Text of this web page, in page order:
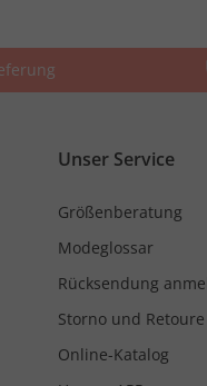
Unser Service
Größenberatung
Modeglossar
Rücksendung
Storno und Retoure
Online-Katalog